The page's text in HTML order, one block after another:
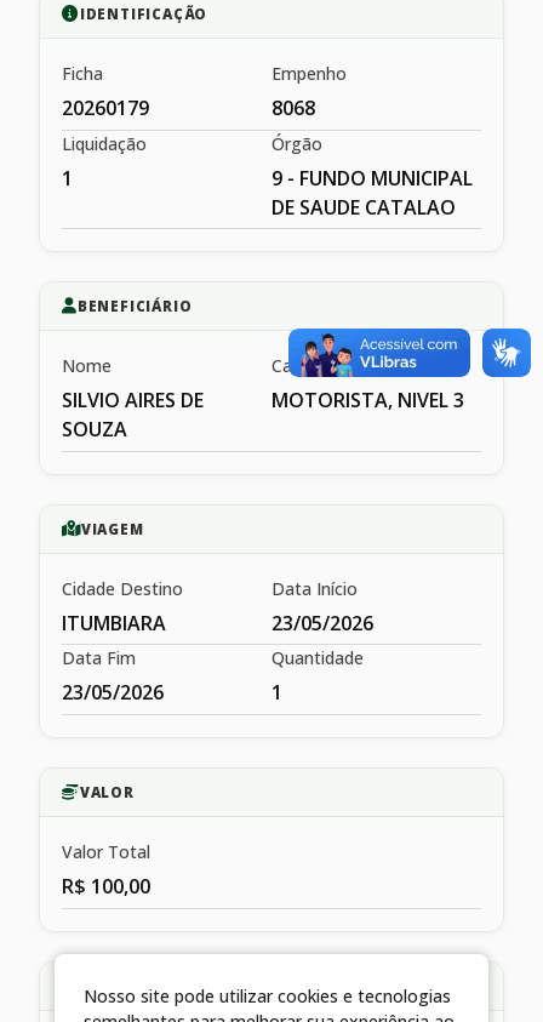
IDENTIFICAÇÃO
Ficha
20260179
Empenho
8068
Liquidação
1
Órgão
9 - FUNDO MUNICIPAL
DE SAUDE CATALAO
BENEFICIÁRIO
Nome
SILVIO AIRES DE
SOUZA
Cargo
MOTORISTA, NIVEL 3
VIAGEM
Cidade Destino
ITUMBIARA
Data Início
23/05/2026
Data Fim
23/05/2026
Quantidade
1
VALOR
Valor Total
R$ 100,00
HISTÓRICO
Nosso site pode utilizar cookies e tecnologias